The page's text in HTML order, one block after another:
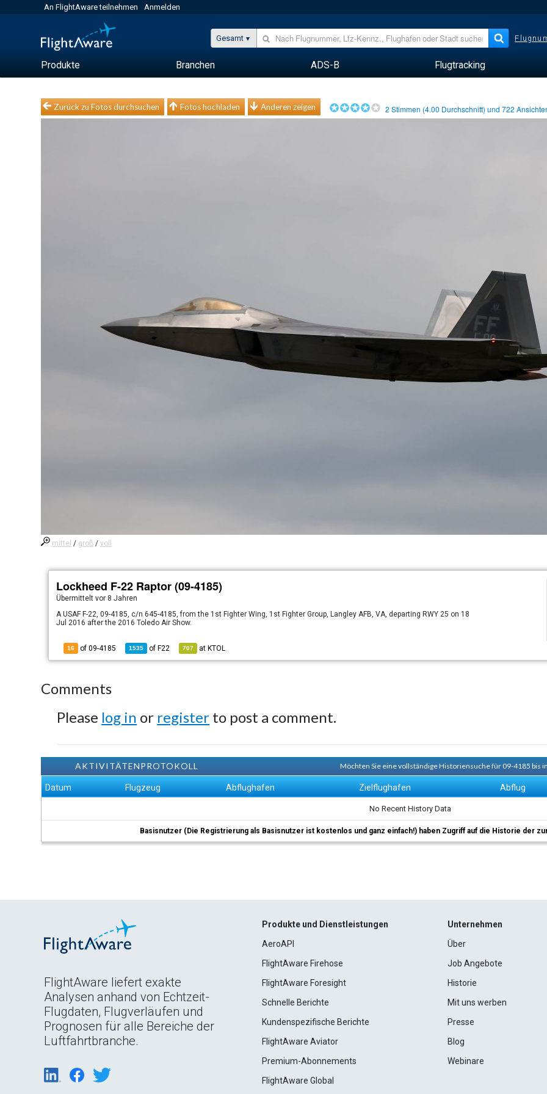
An FlightAware teilnehmen Anmelden
Gesamt
Produkte Branchen ADS-B Flugtracking
Zurück zu Fotos durchsuchen Fotos hochladen Anderen zeigen 2 Stimmen (4.00 Durchschnitt) und722
mittel / groß /voll
Lockheed F-22 Raptor (09-4185)
Übermitteltvor 8 Jahren
A USAF F-22, 09-4185, c/n 645-4185, from the 1st Fighter Wing, 1st Fighter Group, Langley AFB, VA, departing RWY 25 on 18
Jul 2016 after the 2016 Toledo Air Show.
16 of 09-4185 1535 of F22 707 at KTOL
Comments
Please log in or register to post a comment.
AKTIVITÄTENPROTOKOLL Möchten Sie eine vollständige Historiensuche für 09-4185 bis
Datum Flugzeug Abflughafen Zielflughafen Abflug
No Recent History Data
Basisnutzer (Die Registrierung als Basisnutzer ist kostenlos und ganz einfach!) haben Zugriff auf die Historie der
FlightAware liefert exakte
Analysen anhand von Echtzeit-
Flugdaten, Flugverläufen und
Prognosen für alle Bereiche der
Luftfahrtbranche.
Produkte und Dienstleistungen
AeroAPI
FlightAware Firehose
FlightAware Foresight
Schnelle Berichte
Kundenspezifische Berichte
FlightAware Aviator
Premium-Abonnements
FlightAware Global
Unternehmen
Über
Job Angebote
Historie
Mit uns werben
Presse
Blog
Webinare